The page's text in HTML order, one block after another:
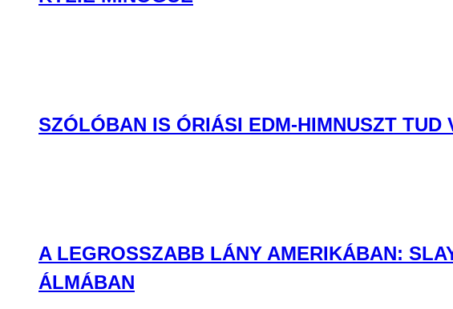
SZÓLÓBAN IS ÓRIÁSI EDM-HIMNUSZT
A LEGROSSZABB LÁNY AMERIKÁBAN:
ÁLMÁBAN